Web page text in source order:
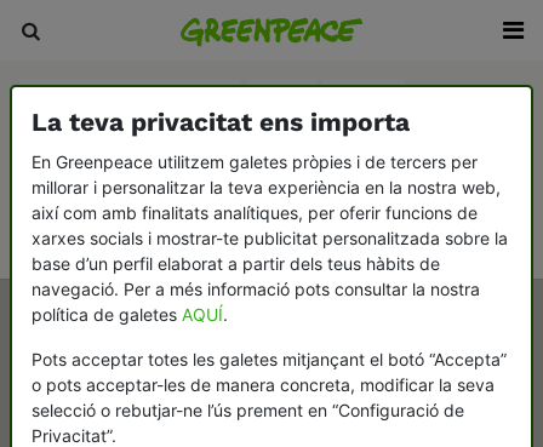
Democràcia i contrapoder Desarmament i pau
Oceans
La teva privacitat ens importa
En Greenpeace utilitzem galetes pròpies i de tercers per
millorar i personalitzar la teva experiència en la nostra web,
així com amb finalitats analítiques, per oferir funcions de
xarxes socials i mostrar-te publicitat personalitzada sobre la
base d’un perfil elaborat a partir dels teus hàbits de
navegació. Per a més informació pots consultar la nostra
política de galetes AQUÍ.
Pots acceptar totes les galetes mitjançant el botó “Accepta”
o pots acceptar-les de manera concreta, modificar la seva
selecció o rebutjar-ne l’ús prement en “Configuració de
Privacitat”.